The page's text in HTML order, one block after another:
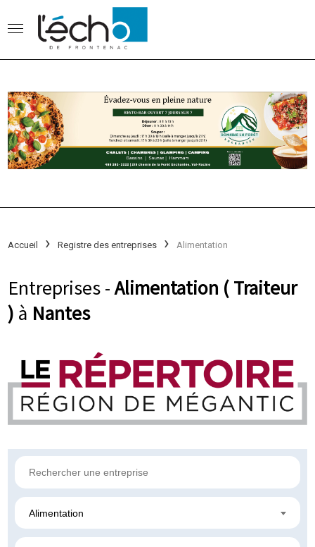
Accueil Registre des entreprises Alimentation
Entreprises -Alimentation ( Traiteur
) à Nantes
Alimentation